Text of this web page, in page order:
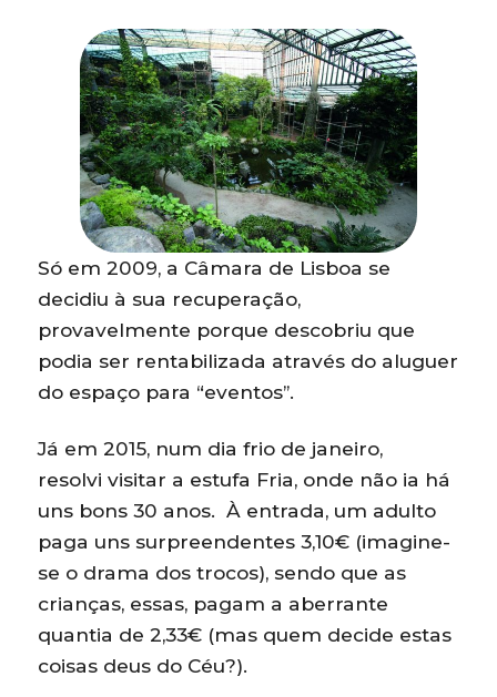
Só em 2009, a Câmara de Lisboa se
decidiu à sua recuperação,
provavelmente porque descobriu que
podia ser rentabilizada através do aluguer
do espaço para “eventos”.
Já em 2015, num dia frio de janeiro,
resolvi visitar a estufa Fria, onde não ia há
uns bons 30 anos. À entrada, um adulto
paga uns surpreendentes 3,10€ (imagine-
se o drama dos trocos), sendo que as
crianças, essas, pagam a aberrante
quantia de 2,33€ (mas quem decide estas
coisas deus do Céu?).